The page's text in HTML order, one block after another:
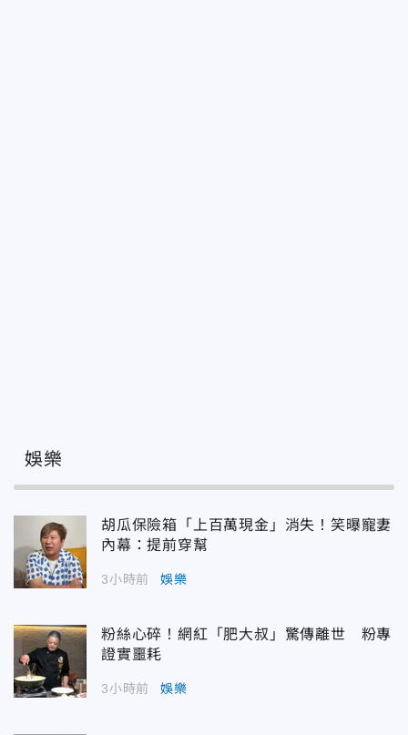
娛樂
胡瓜保險箱「上百萬現金」消失！笑曝寵妻
內幕：提前穿幫
3小時前 娛樂
粉絲心碎！網紅「肥大叔」驚傳離世 粉專
證實噩耗
3小時前 娛樂